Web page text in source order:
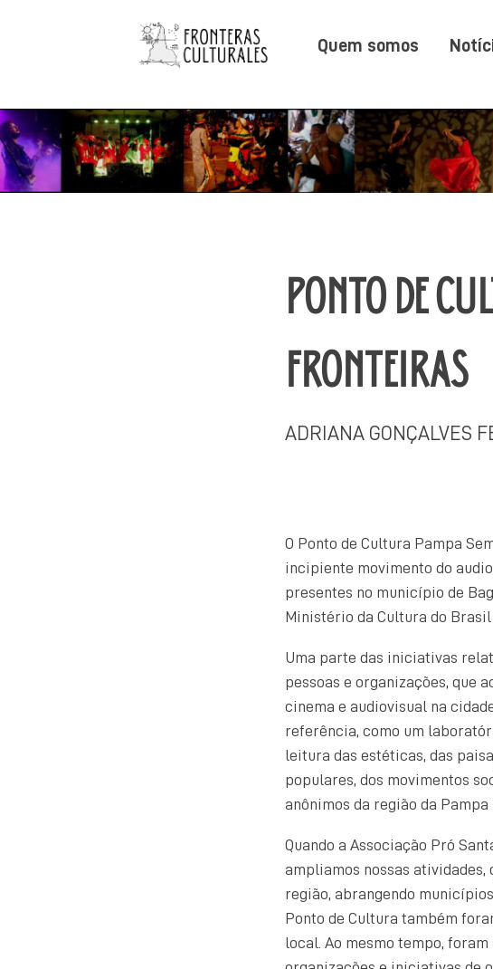
Fronteras Culturales
Quem somos
PONTO DE
FRONTEIRAS
ADRIANA GONÇALVES
O Ponto de Cultura Pampa
incipiente movimento do
presentes no município de
Ministério da Cultura do Brasil
Uma parte das iniciativas
pessoas e organizações, que
cinema e audiovisual na
referência, como um
leitura das estéticas, das
populares, dos movimentos
anônimos da região da
Quando a Associação Pró
ampliamos nossas
região, abrangendo
Ponto de Cultura também
local. Ao mesmo tempo,